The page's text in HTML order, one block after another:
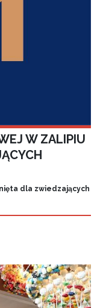
W ZALIPIU
dla zwiedzających